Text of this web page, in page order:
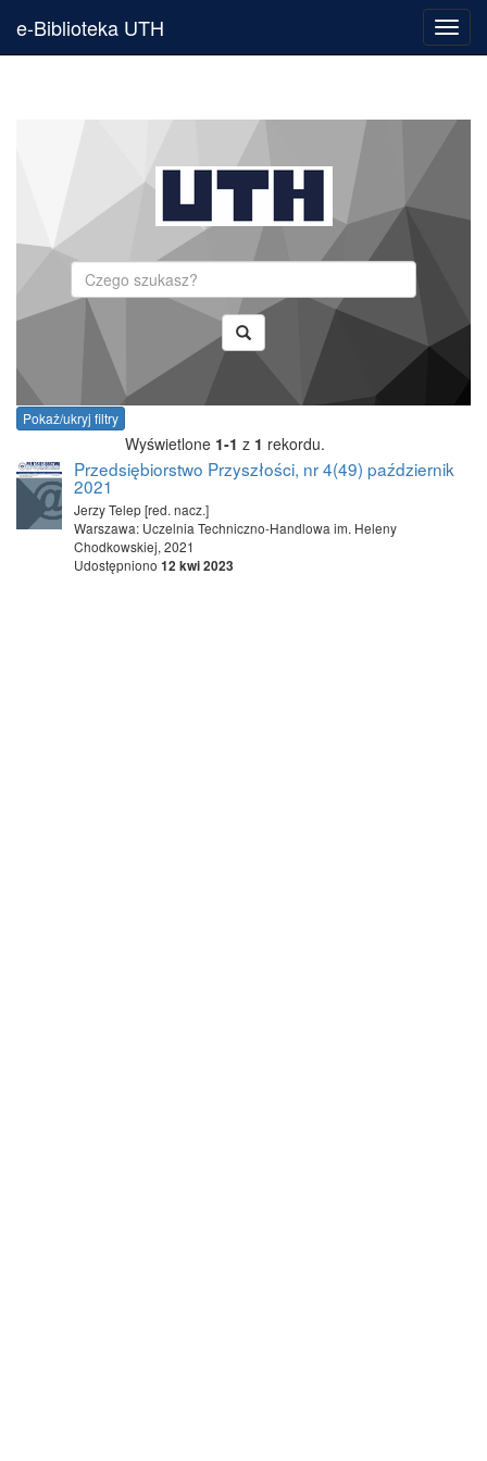
e-Biblioteka UTH
Pokaż/ukryj filtry
Wyświetlone 1-1 z 1 rekordu.
Przedsiębiorstwo Przyszłości, nr 4(49) październik
2021
Jerzy Telep [red. nacz.]
Warszawa: Uczelnia Techniczno-Handlowa im. Heleny
Chodkowskiej, 2021
Udostępniono 12 kwi 2023